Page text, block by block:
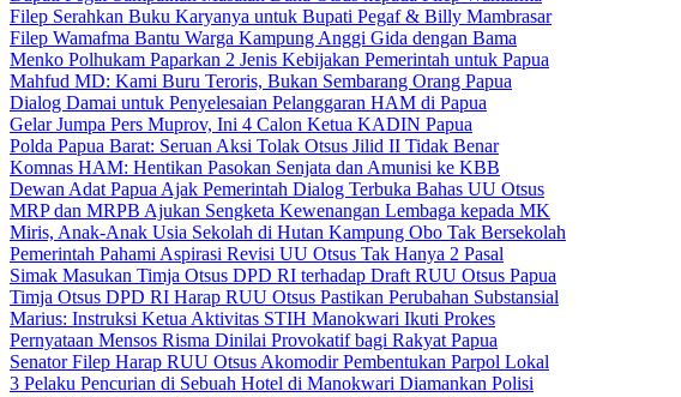
Filep Serahkan Buku Karyanya untuk Bupati Pegaf & Billy Mambrasar
Filep Wamafma Bantu Warga Kampung Anggi Gida dengan Bama
Menko Polhukam Paparkan 2 Jenis Kebijakan Pemerintah untuk Papua
Mahfud MD: Kami Buru Teroris, Bukan Sembarang Orang Papua
Dialog Damai untuk Penyelesaian Pelanggaran HAM di Papua
Gelar Jumpa Pers Muprov, Ini 4 Calon Ketua KADIN Papua
Polda Papua Barat: Seruan Aksi Tolak Otsus Jilid II Tidak Benar
Komnas HAM: Hentikan Pasokan Senjata dan Amunisi ke KBB
Dewan Adat Papua Ajak Pemerintah Dialog Terbuka Bahas UU Otsus
MRP dan MRPB Ajukan Sengketa Kewenangan Lembaga kepada MK
Miris, Anak-Anak Usia Sekolah di Hutan Kampung Obo Tak Bersekolah
Pemerintah Pahami Aspirasi Revisi UU Otsus Tak Hanya 2 Pasal
Simak Masukan Timja Otsus DPD RI terhadap Draft RUU Otsus Papua
Timja Otsus DPD RI Harap RUU Otsus Pastikan Perubahan Substansial
Marius: Instruksi Ketua Aktivitas STIH Manokwari Ikuti Prokes
Pernyataan Mensos Risma Dinilai Provokatif bagi Rakyat Papua
Senator Filep Harap RUU Otsus Akomodir Pembentukan Parpol Lokal
3 Pelaku Pencurian di Sebuah Hotel di Manokwari Diamankan Polisi